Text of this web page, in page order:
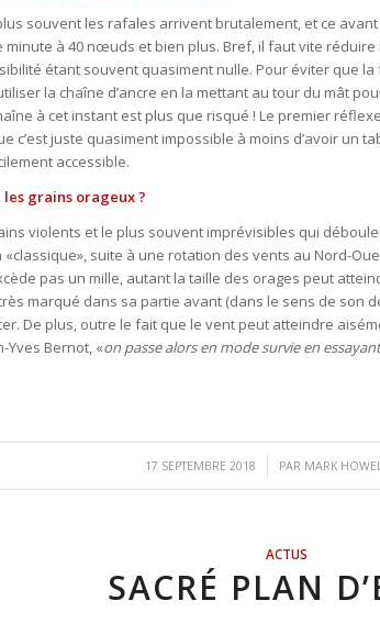
souvent les rafales arrivent brutalement, et ce
minute à 40 nœuds et bien plus. Bref, il faut vite
étant souvent quasiment nulle. Pour éviter que
la chaîne d’ancre en la mettant au tour du mât
à cet instant est plus que risqué ! Le premier
c’est juste quasiment impossible à moins d’avoir un
accessible.
les grains orageux ?
violents et le plus souvent imprévisibles qui
«classique», suite à une rotation des vents au Nord-
pas un mille, autant la taille des orages peut
marqué dans sa partie avant (dans le sens de son
De plus, outre le fait que le vent peut atteindre
Yves Bernot, «on passe alors en mode survie en
17 SEPTEMBRE 2018
/ PAR MARK
ACTUS
SACRÉ PLAN